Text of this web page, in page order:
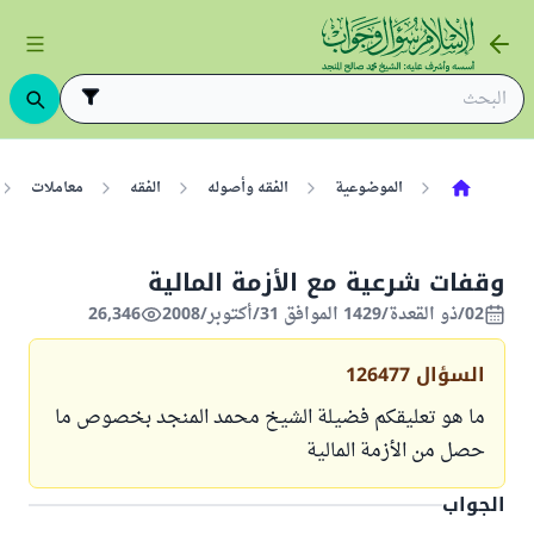
الموضوعية الفقه وأصوله الفقه معاملات
وقفات شرعية مع الأزمة المالية
02/ذو القعدة/1429 الموافق 31/أكتوبر/2008 26,346
السؤال 126477
ما هو تعليقكم فضيلة الشيخ محمد المنجد بخصوص ما
حصل من الأزمة المالية
الجواب